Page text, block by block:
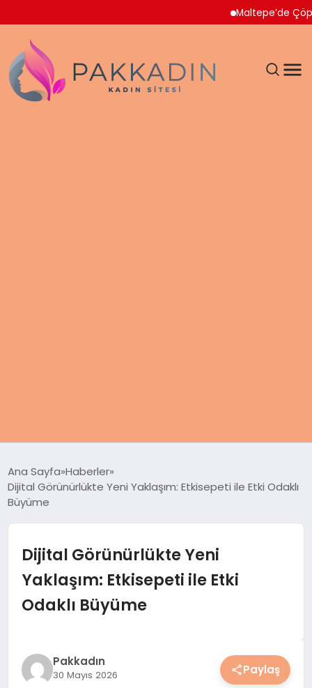
Maltepe’de Çöp Ev
KADIN
MAGAZIN
SPOR & FITNESS
YEMEK
Ana Sayfa Haberler
Dijital Görünürlükte Yeni Yaklaşım: Etkisepeti ile Etki Odaklı
Büyüme
Dijital Görünürlükte Yeni
Yaklaşım: Etkisepeti ile Etki
Odaklı Büyüme
Pakkadın
30 Mayıs 2026 Paylaş